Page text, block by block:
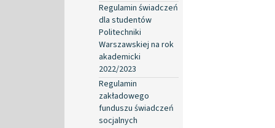
Regulamin świadczeń
dla studentów
Politechniki
Warszawskiej na rok
akademicki
2022/2023
Regulamin
zakładowego
funduszu świadczeń
socjalnych